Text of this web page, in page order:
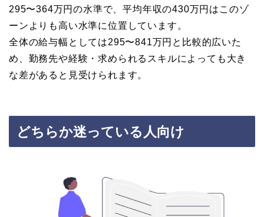
295〜364万円の水準で、平均年収の430万円はこのゾ
ーンよりも高い水準に位置しています。
全体の給与幅としては295〜841万円と比較的広いた
め、勤務先や経験・求められるスキルによっても大き
な差があると見受けられます。
どちらか迷っている人向け